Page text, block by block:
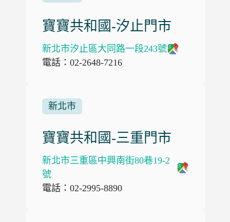
寶寶共和國-汐止門市
新北市汐止區大同路一段243號
電話：02-2648-7216
新北市
寶寶共和國-三重門市
新北市三重區中興南街80巷19-2
號
電話：02-2995-8890